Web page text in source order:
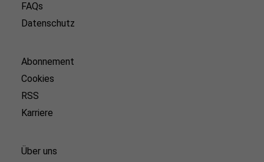
FAQs
Datenschutz
Abonnement
Cookies
RSS
Karriere
Über uns